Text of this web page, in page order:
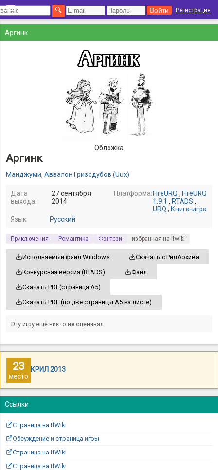
Регистрация
Аргинк
Обложка
Аргинк
Манджуми, Аввалон Гризодубов (Uux)
Дата
выхода:
27 сентября
2014
Платформа:FireURQ , FireURQ
1.9.1 , RTADS ,
URQ , Книга-игра
Язык:
Русский
Приключения Романтика Фэнтези избранная на ifwiki
Исполняемый файл Windows Скачать с РилАрхива
Конкурсная версия (RTADS) Файл
Скачать PDF(страница A5)
Скачать PDF (по две страницы A5 на листе)
Эту игру ещё никто не оценивал.
23
место
КРИЛ 2013
Ссылки
Страница на IfWiki
Обсуждение и страница игры
Страница на IfWiki
Страница на IfWiki